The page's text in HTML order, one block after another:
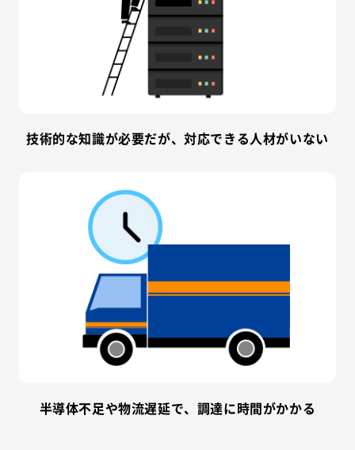
技術的な知識が必要だが、対応できる人材がいない
半導体不足や物流遅延で、調達に時間がかかる